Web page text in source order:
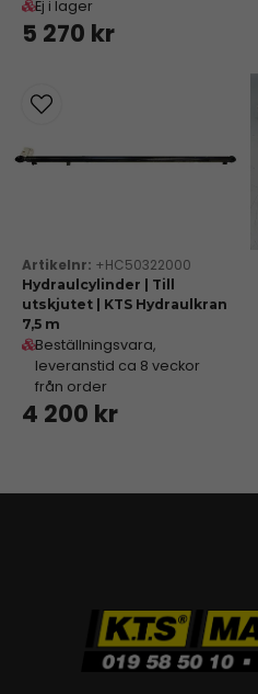
Ej i lager
5 270 kr
+HC50322000
Hydraulcylinder | Till
utskjutet | KTS Hydraulkran
7,5 m
Beställningsvara,
leveranstid ca 8 veckor
från order
4 200 kr